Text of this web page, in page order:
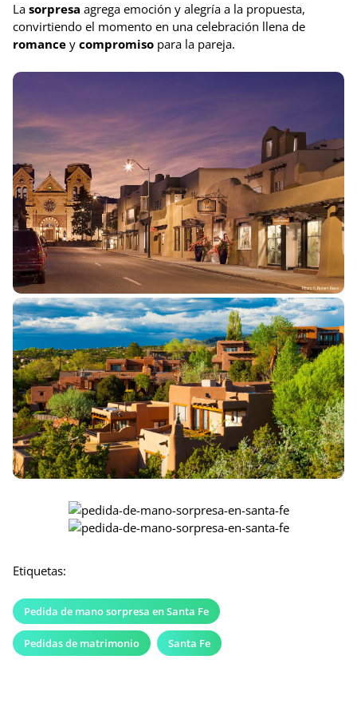
La sorpresa agrega emoción y alegría a la propuesta,
convirtiendo el momento en una celebración llena de
romance y compromiso para la pareja.
Etiquetas:
Pedida de mano sorpresa en Santa Fe
Pedidas de matrimonio Santa Fe